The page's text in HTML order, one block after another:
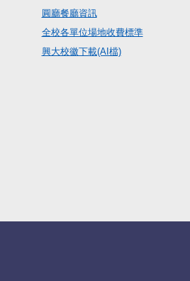
圓廳餐廳資訊
全校各單位場地收費標準
興大校徽下載(AI檔)